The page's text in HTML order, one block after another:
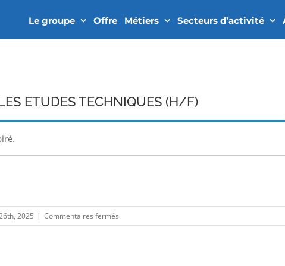
Le groupe Offre Métiers Secteurs d’activité
ETUDES TECHNIQUES (H/F)
2025 | Commentaires ferméssur
RESPONSABLES